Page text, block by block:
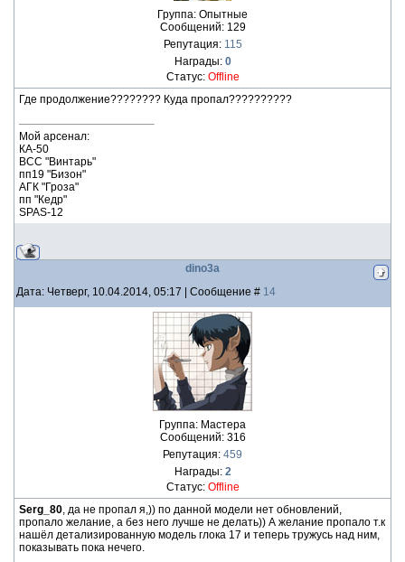
Группа: Опытные
Сообщений: 129
Репутация: 115
Награды: 0
Статус: Offline
Где продолжение???????? Куда пропал??????????
Мой арсенал:
КА-50
ВСС "Винтарь"
пп19 "Бизон"
АГК "Гроза"
пп "Кедр"
SPAS-12
dino3a
Дата: Четверг, 10.04.2014, 05:17 | Сообщение # 14
Группа: Мастера
Сообщений: 316
Репутация: 459
Награды: 2
Статус: Offline
Serg_80, да не пропал я,)) по данной модели нет обновлений,
пропало желание, а без него лучше не делать)) А желание пропало т.к
нашёл детализированную модель глока 17 и теперь тружусь над ним,
показывать пока нечего.